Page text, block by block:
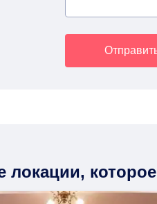
локации,